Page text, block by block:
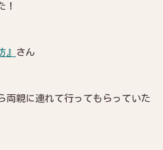
！
』 さん
両親に連れて行ってもらっていた